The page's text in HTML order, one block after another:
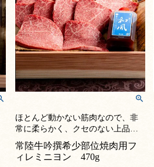
ほとんど動かない筋肉なので、非
常に柔らかく、クセのない上品な
味わい。非常に繊細できめ細かい
肉繊維は、なめらかな舌触り。1頭
から3％しか採れない最高部位
常陸牛吟撰希少部位焼肉用フ
ィレミニヨン 470g